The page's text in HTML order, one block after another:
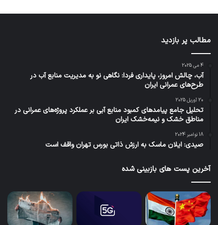
مطالب پر بازدید
4 می 2025
آب، چالش امروز، پایداری فردا: نگاهی نو به مدیریت منابع آب در
طرح‌های عمرانی ایران
20 آوریل 2025
تحلیل جامع پیامدهای کمبود منابع آبی بر عملکرد پروژه‌های عمرانی در
مناطق خشک و نیمه‌خشک ایران
18 نوامبر 2024
صیدی: ایلان ماسک به ارزش ذاتی بورس تهران واقف است
آخرین پست های بازبینی شده